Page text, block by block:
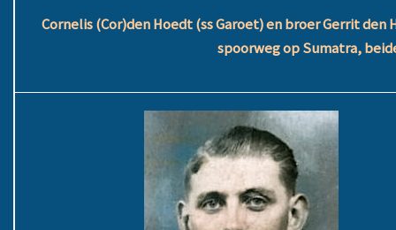
Cornelis (Cor)den Hoedt (ss Garoet) en broer Gerrit
spoorweg op Sumatra,